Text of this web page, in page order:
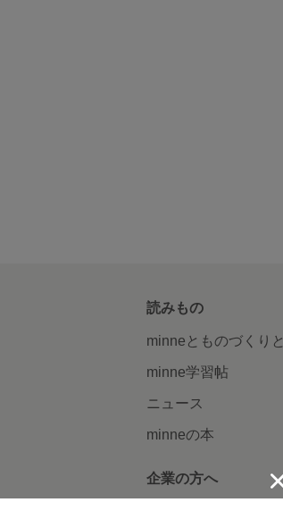
読みもの
minneとものづくりと
minne学習帖
ニュース
minneの本
企業の方へ